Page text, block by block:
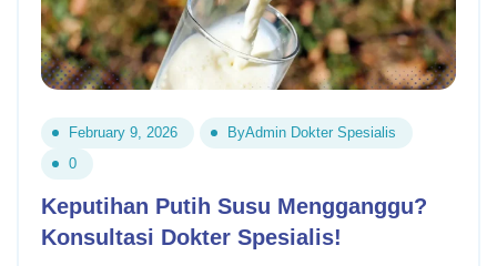
February 9, 2026 ByAdmin Dokter Spesialis
0
Keputihan Putih Susu Mengganggu?
Konsultasi Dokter Spesialis!